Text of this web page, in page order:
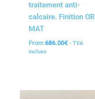
traitement anti-
calcaire. Finition OR
MAT
From 686.00€ - TVA
incluse